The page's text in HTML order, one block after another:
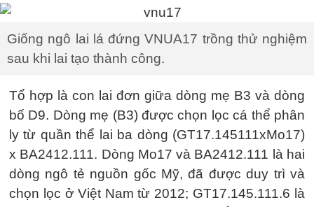
Giống ngô lai lá đứng VNUA17 trồng thử nghiệm
sau khi lai tạo thành công.
Tổ hợp là con lai đơn giữa dòng mẹ B3 và dòng
bố D9. Dòng mẹ (B3) được chọn lọc cá thể phân
ly từ quần thể lai ba dòng (GT17.145111xMo17)
x BA2412.111. Dòng Mo17 và BA2412.111 là hai
dòng ngô tẻ nguồn gốc Mỹ, đã được duy trì và
chọn lọc ở Việt Nam từ 2012; GT17.145.111.6 là